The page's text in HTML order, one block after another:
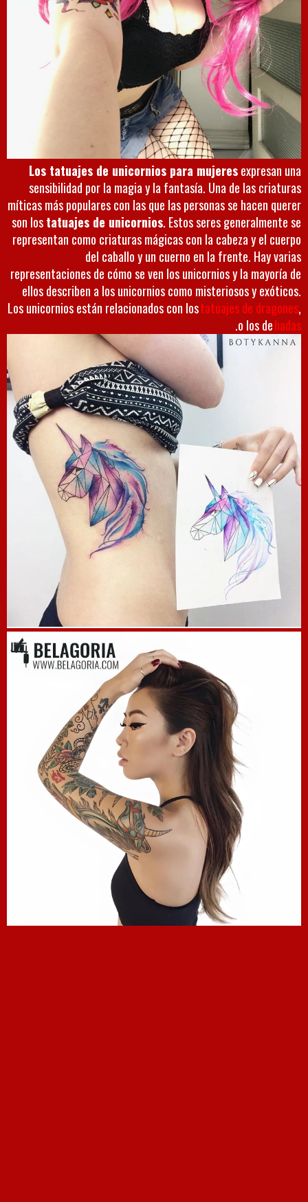
Los tatuajes de unicornios para mujeresexpresan una
sensibilidad por la magia y la fantasía. Una de las criaturas
míticas más populares con las que las personas se hacen querer
son lostatuajes de unicornios. Estos seres generalmente se
representan como criaturas mágicas con la cabeza y el cuerpo
del caballo y un cuerno en la frente. Hay varias
representaciones de cómo se ven los unicornios y la mayoría de
ellos describen a los unicornios como misteriosos y exóticos.
Los unicornios están relacionados con lostatuajes de dragones,
o los dehadas
.